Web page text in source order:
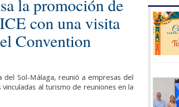
la promoción de
con una visita
Convention
del Sol-Málaga, reunió a empresas del
al turismo de reuniones en la